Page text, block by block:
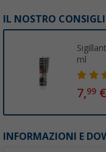
IL NOSTRO
ml
7,99 €
INFORMAZIONI E